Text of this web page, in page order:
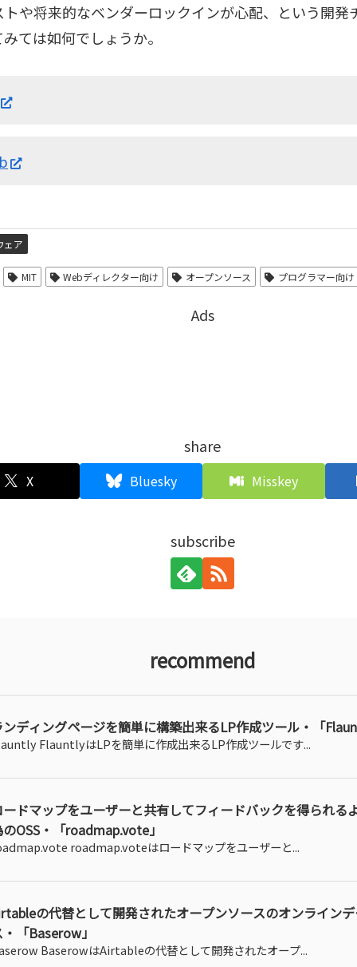
トや将来的なベンダーロックインが心配、という開発
ては如何でしょうか。
ェア
MIT Webディレクター向け オープンソース プログラマー向け
Ads
share
X Bluesky Misskey
subscribe
recommend
ンディングページを簡単に構築出来るLP作成ツール・「
FlauntlyはLPを簡単に作成出来るLP作成ツールです...
ードマップをユーザーと共有してフィードバックを得られる
OSS・「roadmap.vote」
roadmap.voteはロードマップをユーザーと...
の代替として開発されたオープンソースのオンライン
・「Baserow」
BaserowはAirtableの代替として開発されたオープ...